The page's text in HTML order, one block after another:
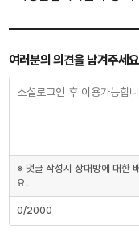
여러분의 의견을 남겨주세요
※ 댓글 작성시 상대방에 대한
요.
0/2000